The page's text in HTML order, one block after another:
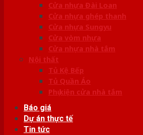
Cửa nhựa Đài Loan
Cửa nhựa ghép thanh
Cửa nhựa Sungyu
Cửa vòm nhựa
Cửa nhựa nhà tắm
Nội thất
Tủ Kệ Bếp
Tủ Quần Áo
Phụ kiện cửa nhà tắm
Báo giá
Dự án thực tế
Tin tức